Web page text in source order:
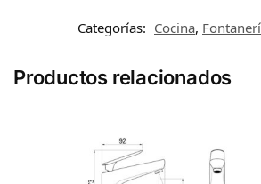
Categorías: Cocina,
Productos relacionados